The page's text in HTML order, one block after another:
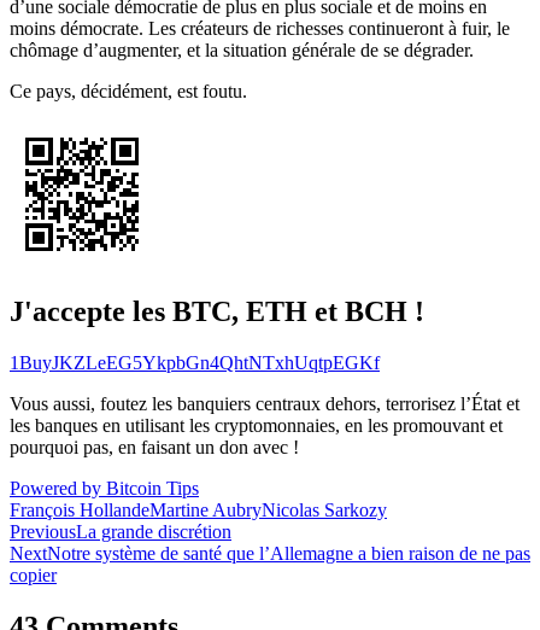
d’une sociale démocratie de plus en plus sociale et de moins en
moins démocrate. Les créateurs de richesses continueront à fuir, le
chômage d’augmenter, et la situation générale de se dégrader.
Ce pays, décidément, est foutu.
J'accepte les BTC, ETH et BCH !
1BuyJKZLeEG5YkpbGn4QhtNTxhUqtpEGKf
Vous aussi, foutez les banquiers centraux dehors, terrorisez l’État et
les banques en utilisant les cryptomonnaies, en les promouvant et
pourquoi pas, en faisant un don avec !
Powered by Bitcoin Tips
François HollandeMartine AubryNicolas Sarkozy
Navigation
de
PreviousLa grande discrétion
NextNotre système de santé que l’Allemagne a bien raison de ne pas
copier